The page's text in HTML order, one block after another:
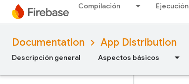
Compilación Ejecución
Documentation App Distribution
Descripción general Aspectos básicos